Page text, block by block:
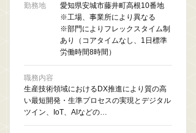
勤務地
愛知県安城市藤井町高根10番地
※工場、事業所により異なる
※部門によりフレックスタイム制
あり（コアタイムなし、1日標準
労働時間8時間）
職務内容
生産技術領域におけるDX推進により質の高
い最短開発・生準プロセスの実現とデジタル
ツイン、IoT、AIなどの…